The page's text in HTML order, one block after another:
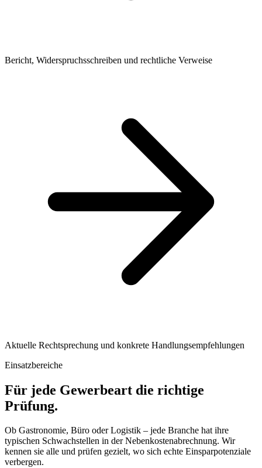
Bericht, Widerspruchsschreiben und rechtliche Verweise
Aktuelle Rechtsprechung und konkrete Handlungsempfehlungen
Einsatzbereiche
Für jede Gewerbeart die richtige
Prüfung.
Ob Gastronomie, Büro oder Logistik – jede Branche hat ihre
typischen Schwachstellen in der Nebenkostenabrechnung. Wir
kennen sie alle und prüfen gezielt, wo sich echte Einsparpotenziale
verbergen.